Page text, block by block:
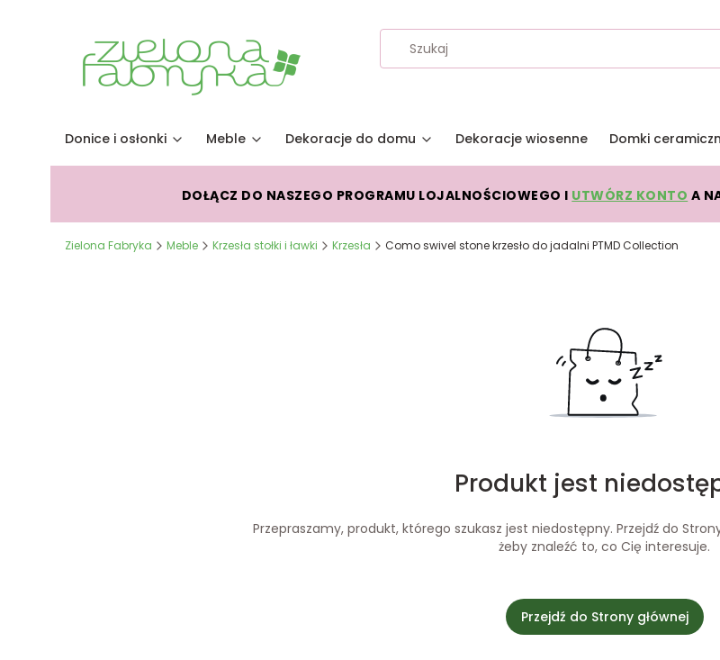
Donice i osłonki Meble Dekoracje do domu Dekoracje wiosenne Domki
DOŁĄCZ DO NASZEGO PROGRAMU LOJALNOŚCIOWEGO I UTWÓRZ KONTO A
Zielona Fabryka Meble Krzesła stołki i ławki Krzesła Como swivel stone krzesło do jadalni PTMD Collection
Produkt jest
Przepraszamy, produkt, którego szukasz jest niedostępny. Przejdź do
żeby znaleźć to, co Cię interesuje.
Przejdź do Strony głównej